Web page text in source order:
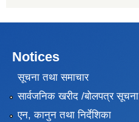
Notices
सूचना तथा समाचार
सार्वजनिक खरीद /बोलपत्र सूचना
एन, कानुन तथा निर्देशिका